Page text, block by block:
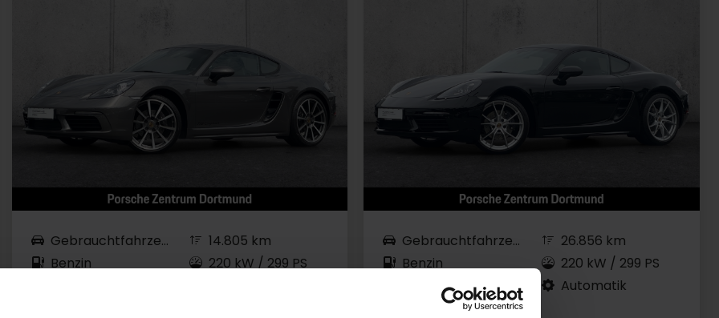
Gebrauchtfahrzeug
Benzin
14.805 km
220 kW / 299 PS
Gebrauchtfahrzeug
Benzin
EZ 10.2021
schwarz
26.856 km
220 kW / 299 PS
Automatik